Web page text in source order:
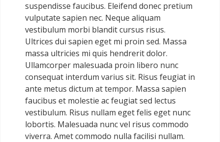
suspendisse faucibus. Eleifend donec pretium
vulputate sapien nec. Neque aliquam
vestibulum morbi blandit cursus risus.
Ultrices dui sapien eget mi proin sed. Massa
massa ultricies mi quis hendrerit dolor.
Ullamcorper malesuada proin libero nunc
consequat interdum varius sit. Risus feugiat in
ante metus dictum at tempor. Massa sapien
faucibus et molestie ac feugiat sed lectus
vestibulum. Risus nullam eget felis eget nunc
lobortis. Malesuada nunc vel risus commodo
viverra. Amet commodo nulla facilisi nullam.